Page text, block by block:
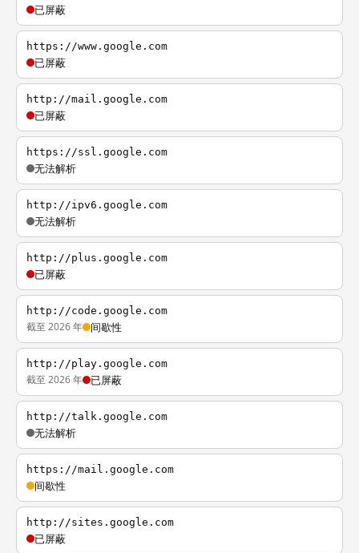
已屏蔽
https://www.google.com
已屏蔽
http://mail.google.com
已屏蔽
https://ssl.google.com
无法解析
http://ipv6.google.com
无法解析
http://plus.google.com
已屏蔽
http://code.google.com
截至 2026 年 间歇性
http://play.google.com
截至 2026 年 已屏蔽
http://talk.google.com
无法解析
https://mail.google.com
间歇性
http://sites.google.com
已屏蔽